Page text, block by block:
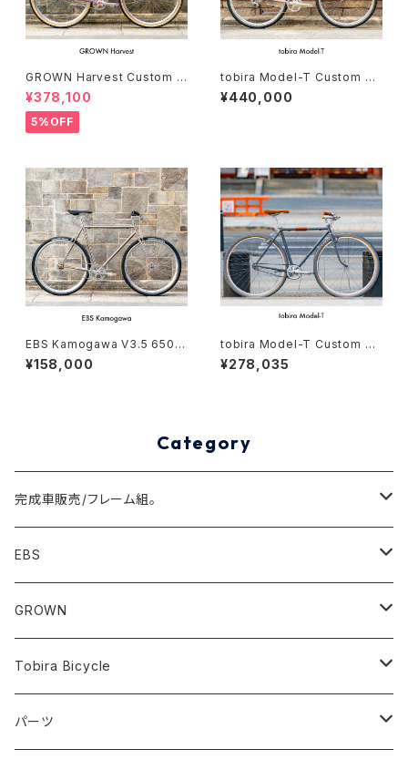
GROWN Harvest Custom c
omplete bike（154-168cm）
¥378,100
5%OFF
tobira Model-T Custom co
mplete bike（166-175cm）
¥440,000
EBS Kamogawa V3.5 650B
Custom order (deposit)
¥158,000
tobira Model-T Custom co
mplete bike（158-165cm）
¥278,035
Category
完成車販売/フレーム組。
Minivelo(~20inch)
Cargo/Family
Commuter
Road
EBS
Minivelo (~20 inch)
Horizontal 451
FLOAT 451
700C(~29inch) / 650B(27.5inch)
STUFF
GROWN
CODA
Harvest
Tobira Bicycle
Model-T
パーツ